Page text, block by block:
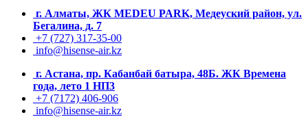
г. Алматы, ЖК MEDEU PARK, Медеуский район, ул.
Бегалина, д. 7
+7 (727) 317-35-00
info@hisense-air.kz
г. Астана, пр. Кабанбай батыра, 48Б. ЖК Времена
года, лето 1 НП3
+7 (7172) 406-906
info@hisense-air.kz